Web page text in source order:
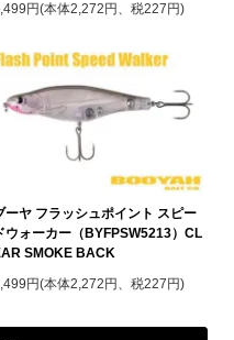
円(本体2,272円、税227円)
ーヤ フラッシュポイント スピー
ウォーカー（BYFPSW5213）CL
SMOKE BACK
円(本体2,272円、税227円)